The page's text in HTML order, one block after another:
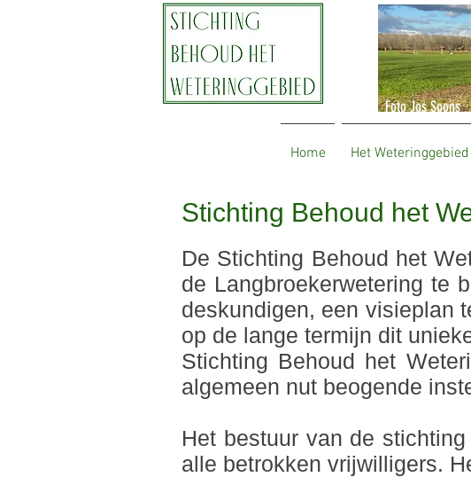
Foto Jos Soons
Stichting Behoud het
De Stichting Behoud het
de Langbroekerwetering te
deskundigen, een visieplan
op de lange termijn dit
Stichting Behoud het
algemeen nut beogende
Het bestuur van de
alle betrokken vrijwilligers.
Home Het Weteringgebied